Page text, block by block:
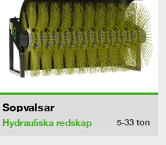
Sopvalsar
Hydrauliska redskap 5-33 ton